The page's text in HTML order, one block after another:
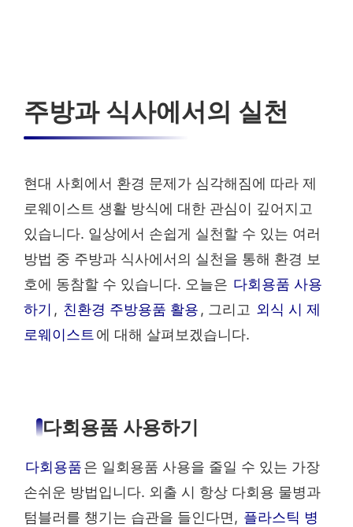
주방과 식사에서의 실천
현대 사회에서 환경 문제가 심각해짐에 따라 제
로웨이스트 생활 방식에 대한 관심이 깊어지고
있습니다. 일상에서 손쉽게 실천할 수 있는 여러
방법 중 주방과 식사에서의 실천을 통해 환경 보
호에 동참할 수 있습니다. 오늘은 다회용품 사용
하기 , 친환경 주방용품 활용 , 그리고 외식 시 제
로웨이스트 에 대해 살펴보겠습니다.
다회용품 사용하기
다회용품은 일회용품 사용을 줄일 수 있는 가장
손쉬운 방법입니다. 외출 시 항상 다회용 물병과
텀블러를 챙기는 습관을 들인다면, 플라스틱 병